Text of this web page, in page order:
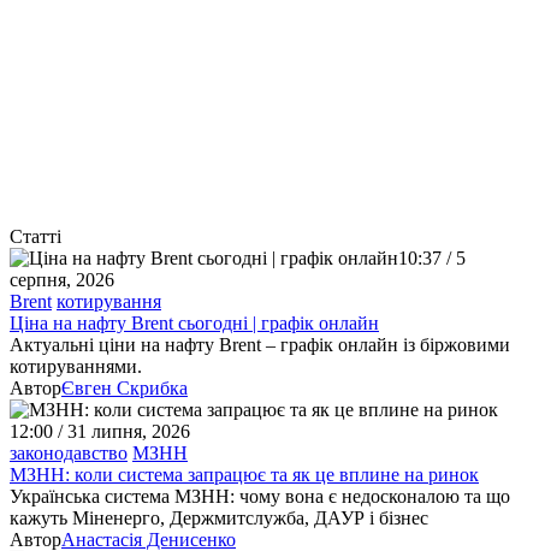
Статті
10:37 / 5
серпня, 2026
Brent котирування
Ціна на нафту Brent сьогодні | графік онлайн
Актуальні ціни на нафту Brent – графік онлайн із біржовими
котируваннями.
АвторЄвген Скрибка
12:00 / 31 липня, 2026
законодавство МЗНН
МЗНН: коли система запрацює та як це вплине на ринок
Українська система МЗНН: чому вона є недосконалою та що
кажуть Міненерго, Держмитслужба, ДАУР і бізнес
АвторАнастасія Денисенко